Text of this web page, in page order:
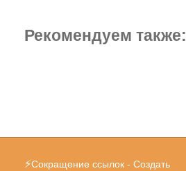
Рекомендуем также:
⚡Сокращение ссылок - Создать